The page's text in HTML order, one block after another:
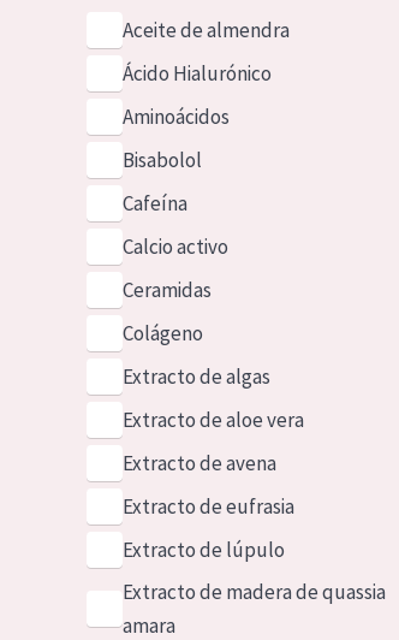
Aceite de almendra
Ácido Hialurónico
Aminoácidos
Bisabolol
Cafeína
Calcio activo
Ceramidas
Colágeno
Extracto de algas
Extracto de aloe vera
Extracto de avena
Extracto de eufrasia
Extracto de lúpulo
Extracto de madera de quassia
amara